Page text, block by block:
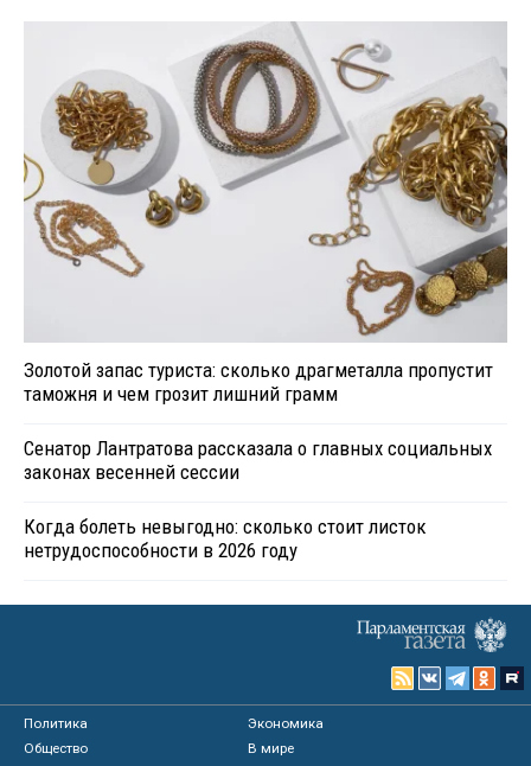
Золотой запас туриста: сколько драгметалла пропустит
таможня и чем грозит лишний грамм
Сенатор Лантратова рассказала о главных социальных
законах весенней сессии
Когда болеть невыгодно: сколько стоит листок
нетрудоспособности в 2026 году
Политика
Экономика
Общество
В мире